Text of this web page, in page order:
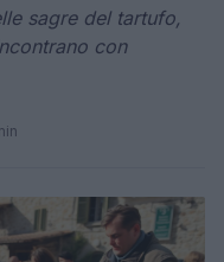
sagre del tartufo,
con